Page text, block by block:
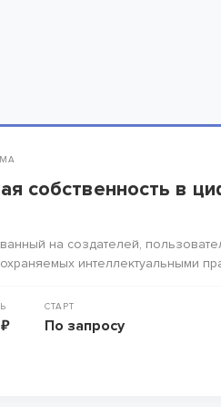
собственность в
на создателей,
интеллектуальными
СТАРТ
По запросу